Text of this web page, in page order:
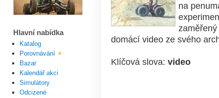
na
domácí video ze svého
Klíčová slova: video
Hlavní nabídka
Katalog
Porovnávání
Bazar
Kalendář akci
Simulátory
Odcizené